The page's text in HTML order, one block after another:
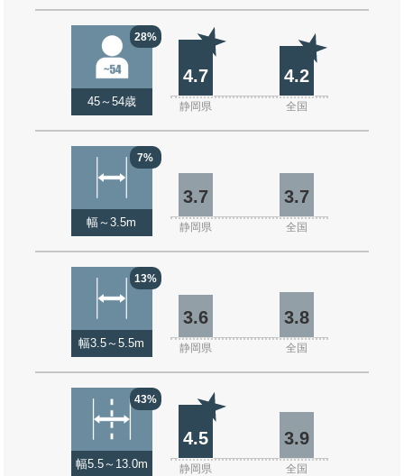
28%
45～54歳
4.7 4.2
静岡県 全国
7%
幅～3.5m
3.7 3.7
静岡県 全国
13%
幅3.5～5.5m
3.6 3.8
静岡県 全国
43%
幅5.5～13.0m
4.5 3.9
静岡県 全国